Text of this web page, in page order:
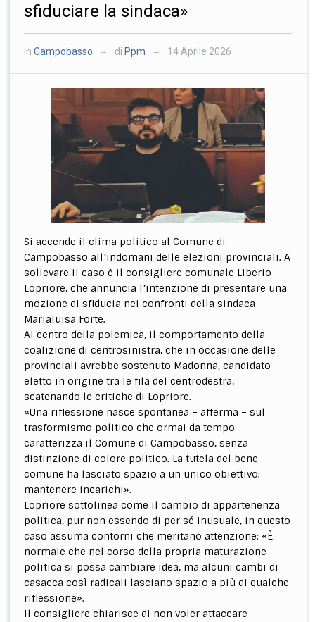
sfiduciare la sindaca»
inCampobasso — di Ppm — 14 Aprile 2026
Si accende il clima politico al Comune di
Campobasso all’indomani delle elezioni provinciali. A
sollevare il caso è il consigliere comunale Liberio
Lopriore, che annuncia l’intenzione di presentare una
mozione di sfiducia nei confronti della sindaca
Marialuisa Forte.
Al centro della polemica, il comportamento della
coalizione di centrosinistra, che in occasione delle
provinciali avrebbe sostenuto Madonna, candidato
eletto in origine tra le fila del centrodestra,
scatenando le critiche di Lopriore.
«Una riflessione nasce spontanea – afferma – sul
trasformismo politico che ormai da tempo
caratterizza il Comune di Campobasso, senza
distinzione di colore politico. La tutela del bene
comune ha lasciato spazio a un unico obiettivo:
mantenere incarichi».
Lopriore sottolinea come il cambio di appartenenza
politica, pur non essendo di per sé inusuale, in questo
caso assuma contorni che meritano attenzione: «È
normale che nel corso della propria maturazione
politica si possa cambiare idea, ma alcuni cambi di
casacca così radicali lasciano spazio a più di qualche
riflessione».
Il consigliere chiarisce di non voler attaccare